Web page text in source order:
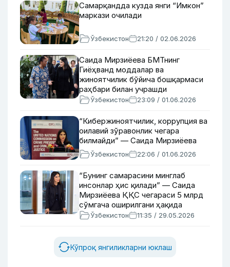
Самарқандда кузда янги “Имкон”
маркази очилади
Ўзбекистон 21:20 / 02.06.2026
Саида Мирзиёева БМТнинг
Гиёҳванд моддалар ва
жиноятчилик бўйича бошқармаси
раҳбари билан учрашди
Ўзбекистон 23:09 / 01.06.2026
“Кибержиноятчилик, коррупция ва
оилавий зўравонлик чегара
билмайди” — Саида Мирзиёева
Ўзбекистон 22:06 / 01.06.2026
“Бунинг самарасини минглаб
инсонлар ҳис қилади” — Саида
Мирзиёева ҚҚС чегараси 5 млрд
сўмгача оширилгани ҳақида
Ўзбекистон 11:35 / 29.05.2026
Кўпроқ янгиликларни юклаш